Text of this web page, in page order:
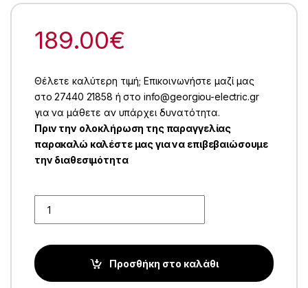
189.00€
Θέλετε καλύτερη τιμή; Επικοινωνήστε μαζί μας
στο 27440 21858 ή στο info@georgiou-electric.gr
για να μάθετε αν υπάρχει δυνατότητα.
Πριν την ολοκλήρωση της παραγγελίας
παρακαλώ καλέστε μας για να επιβεβαιώσουμε
την διαθεσιμότητα
Προσθήκη στο καλάθι